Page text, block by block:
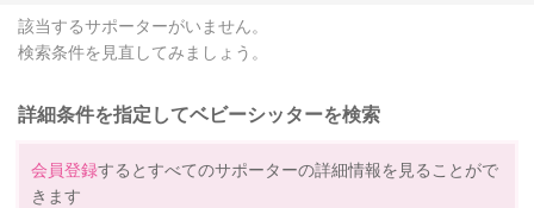
該当するサポーターがいません。
検索条件を見直してみましょう。
詳細条件を指定してベビーシッターを検索
会員登録するとすべてのサポーターの詳細情報を見ることがで
きます